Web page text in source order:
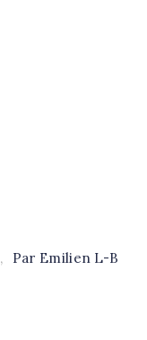
, Par Emilien L-B